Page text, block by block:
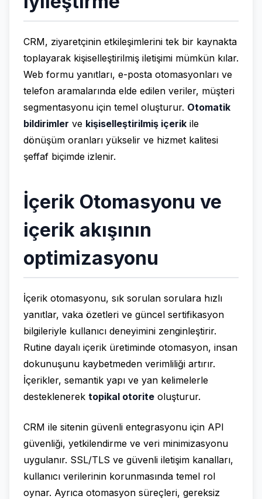
CRM, ziyaretçinin etkileşimlerini tek bir kaynakta
toplayarak kişiselleştirilmiş iletişimi mümkün kılar.
Web formu yanıtları, e-posta otomasyonları ve
telefon aramalarında elde edilen veriler, müşteri
segmentasyonu için temel oluşturur. Otomatik
bildirimler ve kişiselleştirilmiş içerik ile
dönüşüm oranları yükselir ve hizmet kalitesi
şeffaf biçimde izlenir.
İçerik Otomasyonu ve
içerik akışının
optimizasyonu
İçerik otomasyonu, sık sorulan sorulara hızlı
yanıtlar, vaka özetleri ve güncel sertifikasyon
bilgileriyle kullanıcı deneyimini zenginleştirir.
Rutine dayalı içerik üretiminde otomasyon, insan
dokunuşunu kaybetmeden verimliliği artırır.
İçerikler, semantik yapı ve yan kelimelerle
desteklenerek topikal otorite oluşturur.
CRM ile sitenin güvenli entegrasyonu için API
güvenliği, yetkilendirme ve veri minimizasyonu
uygulanır. SSL/TLS ve güvenli iletişim kanalları,
kullanıcı verilerinin korunmasında temel rol
oynar. Ayrıca otomasyon süreçleri, gereksiz